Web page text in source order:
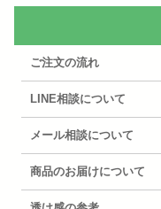
ご注文の流れ
LINE相談について
メール相談について
商品のお届けについて